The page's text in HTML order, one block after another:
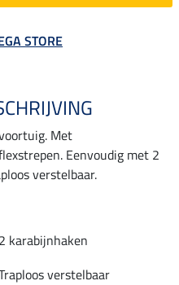
STORE
Met
Eenvoudig met 2
verstelbaar.
2 karabijnhaken
verstelbaar